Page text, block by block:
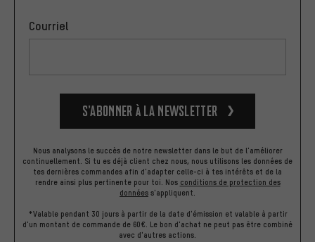
Courriel
S’abonner à la newsletter
Nous analysons le succès de notre newsletter dans le but de l'améliorer
continuellement. Si tu es déjà client chez nous, nous utilisons les données de
tes dernières commandes afin d'adapter celle-ci à tes intérêts et de la
rendre ainsi plus pertinente pour toi. Nos conditions de protection des
données s'appliquent.
*Valable pendant 30 jours à partir de la date d'émission et valable à partir
d'un montant de commande de 60€. Le bon d'achat ne peut pas être combiné
avec d'autres actions.